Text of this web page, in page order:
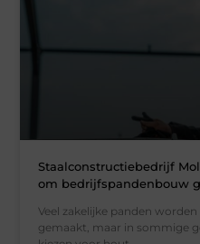
Staalconstructiebedrijf
om bedrijfspandenbouw
Veel zakelijke panden
gemaakt, maar in sommige